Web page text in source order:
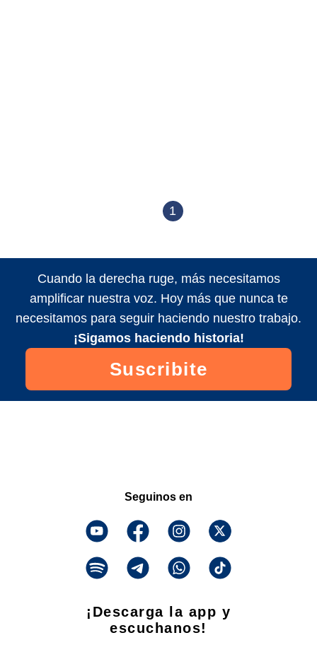
1
Cuando la derecha ruge, más necesitamos
amplificar nuestra voz. Hoy más que nunca te
necesitamos para seguir haciendo nuestro trabajo.
¡Sigamos haciendo historia!
Suscribite
Seguinos en
¡Descarga la app y
escuchanos!